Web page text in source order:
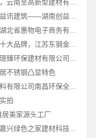
东钢科技不锈钢橱柜公司十大品牌，江苏东钢金属科技有限公司
不锈钢凸显特色
江西尚宅尚品新型环保材料有限公司南昌环保全屋定制口碑
拍
美家源头工厂